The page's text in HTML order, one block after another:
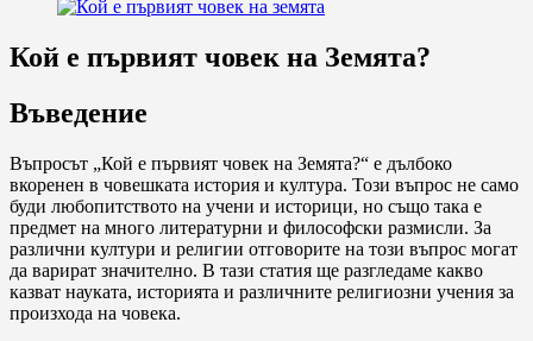
Кой е първият човек на Земята?
Въведение
Въпросът „Кой е първият човек на Земята?“ е дълбоко
вкоренен в човешката история и култура. Този въпрос не само
буди любопитството на учени и историци, но също така е
предмет на много литературни и философски размисли. За
различни култури и религии отговорите на този въпрос могат
да варират значително. В тази статия ще разгледаме какво
казват науката, историята и различните религиозни учения за
произхода на човека.